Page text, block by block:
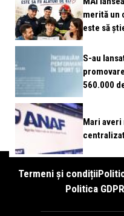
merită un
este să
S-au
560.000
Mari
Termeni și condiții
Politica GDPR